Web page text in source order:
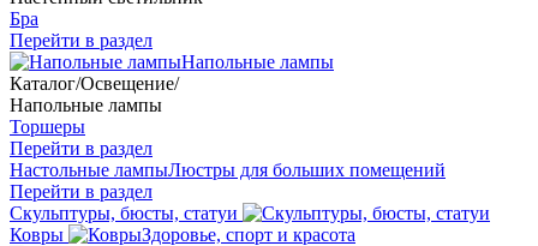
Бра
Перейти в раздел
Напольные лампы
Каталог/Освещение/
Напольные лампы
Торшеры
Перейти в раздел
Настольные лампыЛюстры для больших помещений
Перейти в раздел
Скульптуры, бюсты, статуи
Ковры
Здоровье, спорт и красота